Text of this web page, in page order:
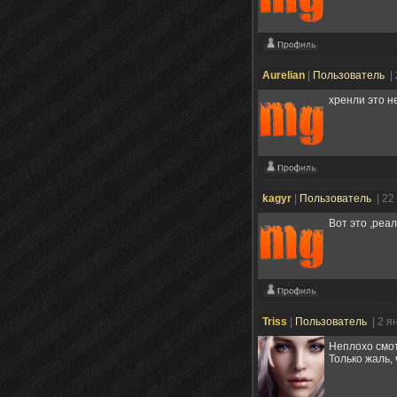
Aurelian Пользователь
хренли это
kagyr Пользователь
|
Вот это
Triss Пользователь
| 2
Неплохо
Только жаль,